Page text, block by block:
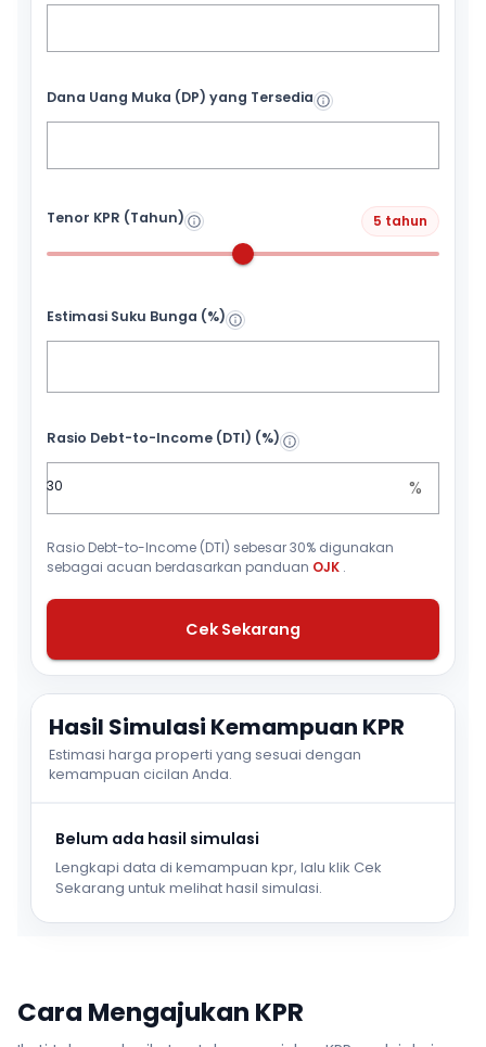
Dana Uang Muka (DP) yang Tersedia
Tenor KPR (Tahun) 5 tahun
Estimasi Suku Bunga (%)
Rasio Debt-to-Income (DTI) (%)
%
Rasio Debt-to-Income (DTI) sebesar 30% digunakan
sebagai acuan berdasarkan panduan OJK .
Cek Sekarang
Hasil Simulasi Kemampuan KPR
Estimasi harga properti yang sesuai dengan
kemampuan cicilan Anda.
Belum ada hasil simulasi
Lengkapi data di kemampuan kpr, lalu klik Cek
Sekarang untuk melihat hasil simulasi.
Cara Mengajukan KPR